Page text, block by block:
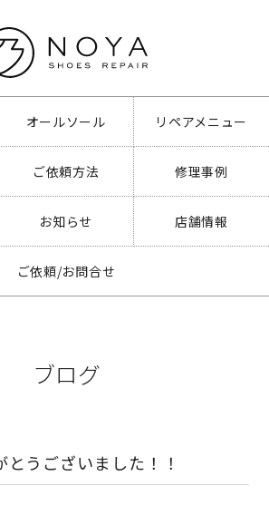
オールソール リペアメニュー
ご依頼方法 修理事例
お知らせ 店舗情報
ご依頼/お問合せ
ブログ
うございました！！